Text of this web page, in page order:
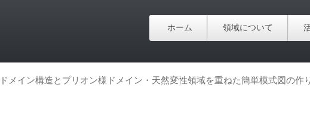
ホーム 領域について
ドメイン構造とプリオン様ドメイン・天然変性領域を重ねた簡単模式図の作